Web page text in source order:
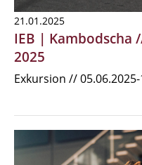
21.01.2025
IEB | Kambodscha
2025
Exkursion //